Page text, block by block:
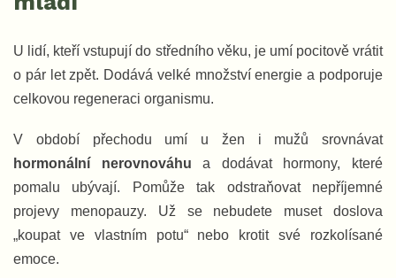
U lidí, kteří vstupují do středního věku, je umí pocitově vrátit
o pár let zpět. Dodává velké množství energie a podporuje
celkovou regeneraci organismu.
V období přechodu umí u žen i mužů srovnávat
hormonální nerovnováhu a dodávat hormony, které
pomalu ubývají. Pomůže tak odstraňovat nepříjemné
projevy menopauzy. Už se nebudete muset doslova
„koupat ve vlastním potu“ nebo krotit své rozkolísané
emoce.